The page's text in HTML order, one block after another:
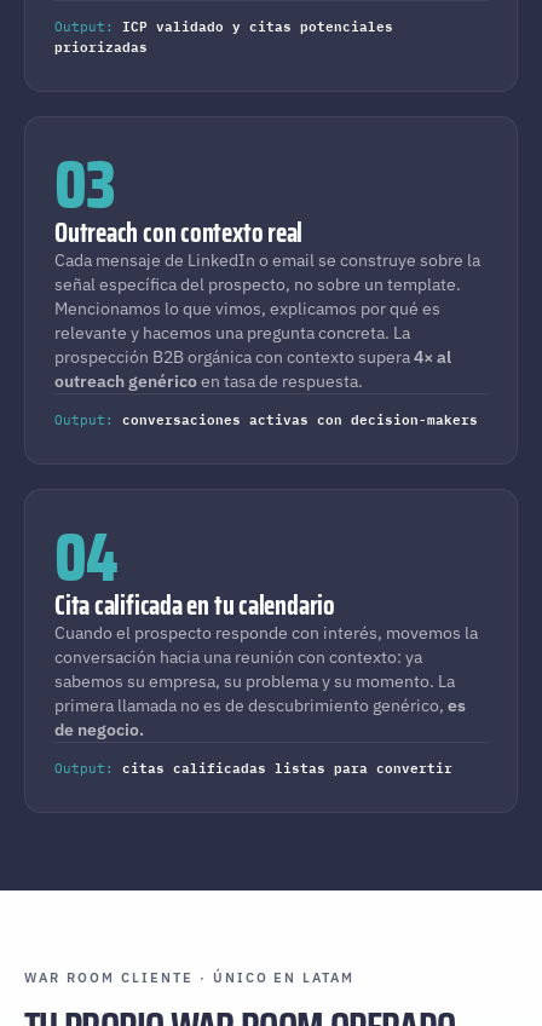
Output: ICP validado y citas potenciales
priorizadas
03
Outreach con contexto real
Cada mensaje de LinkedIn o email se construye sobre la
señal específica del prospecto, no sobre un template.
Mencionamos lo que vimos, explicamos por qué es
relevante y hacemos una pregunta concreta. La
prospección B2B orgánica con contexto supera4× al
outreach genéricoen tasa de respuesta.
Output: conversaciones activas con decision-makers
04
Cita calificada en tu calendario
Cuando el prospecto responde con interés, movemos la
conversación hacia una reunión con contexto: ya
sabemos su empresa, su problema y su momento. La
primera llamada no es de descubrimiento genérico, es
de negocio.
Output: citas calificadas listas para convertir
WAR ROOM CLIENTE · ÚNICO EN LATAM